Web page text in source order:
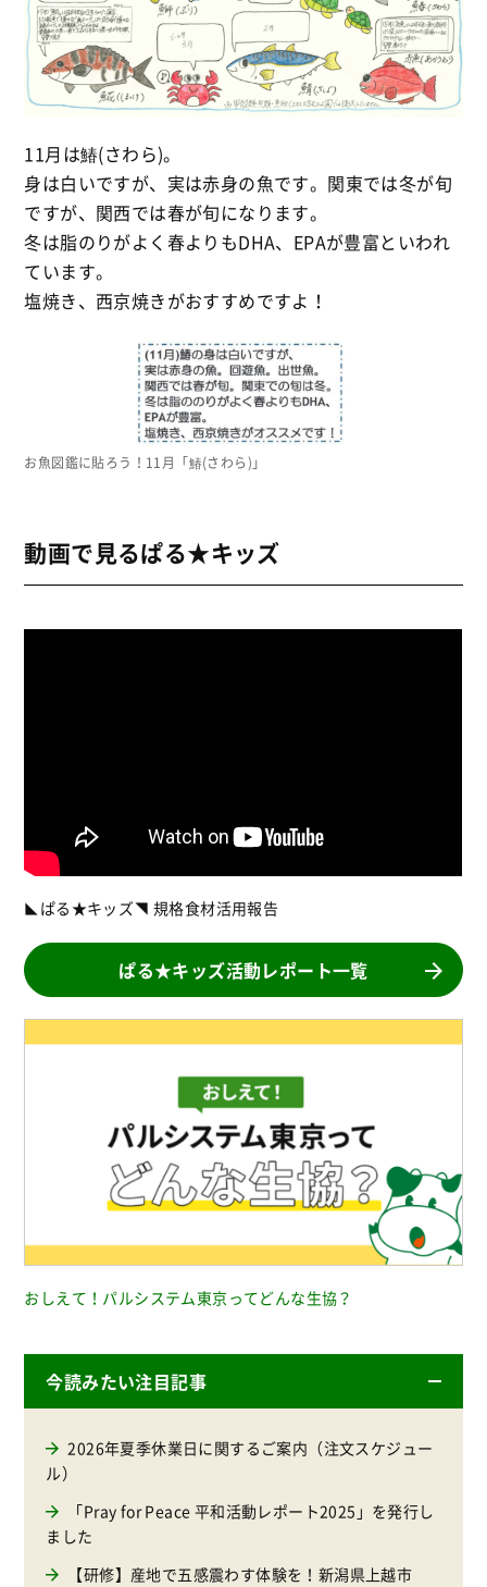
11月は鰆(さわら)。
身は白いですが、実は赤身の魚です。関東では冬が旬
ですが、関西では春が旬になります。
冬は脂のりがよく春よりもDHA、EPAが豊富といわれ
ています。
塩焼き、西京焼きがおすすめですよ！
お魚図鑑に貼ろう！11月「鰆(さわら)」
動画で見るぱる★キッズ
◣ぱる★キッズ◥ 規格食材活用報告
ぱる★キッズ活動レポート一覧
おしえて！パルシステム東京ってどんな生協？
今読みたい注目記事
2026年夏季休業日に関するご案内（注文スケジュー
ル）
「Pray for Peace 平和活動レポート2025」を発行し
ました
【研修】産地で五感震わす体験を！新潟県上越市